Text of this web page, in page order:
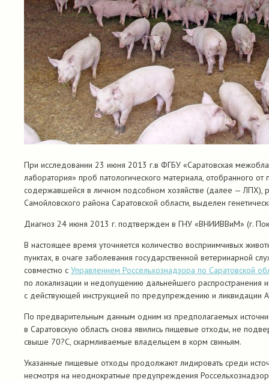
При исследовании 23 июня 2013 г.в ФГБУ «Саратовская
лаборатория» проб патологического материала, отобранного от
содержавшейся в личном подсобном хозяйстве (далее — ЛПХ),
Самойловского района Саратовской области, выделен
Диагноз 24 июня 2013 г. подтвержден в ГНУ «ВНИИВВиМ» (г.
В настоящее время уточняется количество восприимчивых
пунктах, в очаге заболевания государственной ветеринарной
совместно с Управлением Россельхознадзора по Саратовской
по локализации и недопущению дальнейшего распространения
с действующей инструкцией по предупреждению и ликвидации
По предварительным данным одним из предполагаемых
в Саратовскую область снова явились пищевые отходы, не
свыше 70?С, скармливаемые владельцем в корм свиньям.
Указанные пищевые отходы продолжают лидировать среди
несмотря на неоднократные предупреждения